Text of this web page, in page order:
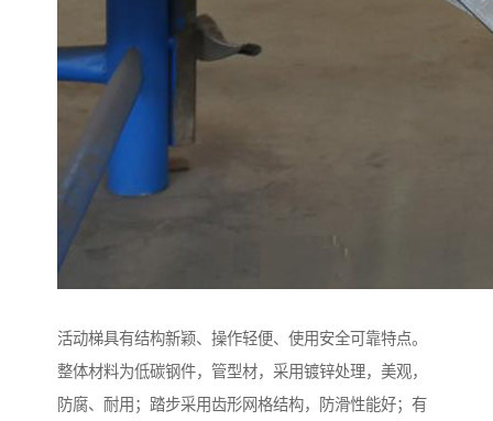
活动梯具有结构新颖、操作轻便、使用安全可靠特点。
整体材料为低碳钢件，管型材，采用镀锌处理，美观，
防腐、耐用；踏步采用齿形网格结构，防滑性能好；有